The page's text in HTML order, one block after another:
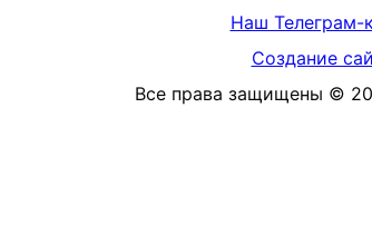
Наш Телеграм-
Создание
Все права защищены ©